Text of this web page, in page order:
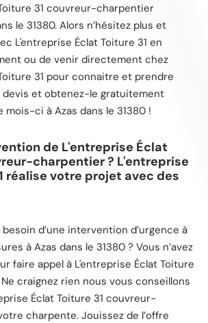
31 couvreur-charpentier
le 31380. Alors n’hésitez plus et
L'entreprise Éclat Toiture 31 en
ou de venir directement chez
31 pour connaitre et prendre
et obtenez-le gratuitement
ci à Azas dans le 31380 !
de L'entreprise Éclat
charpentier ? L'entreprise
réalise votre projet avec des
d’une intervention d’urgence à
à Azas dans le 31380 ? Vous n’avez
faire appel à L'entreprise Éclat Toiture
craignez rien nous vous conseillons
Éclat Toiture 31 couvreur-
charpente. Jouissez de l’offre